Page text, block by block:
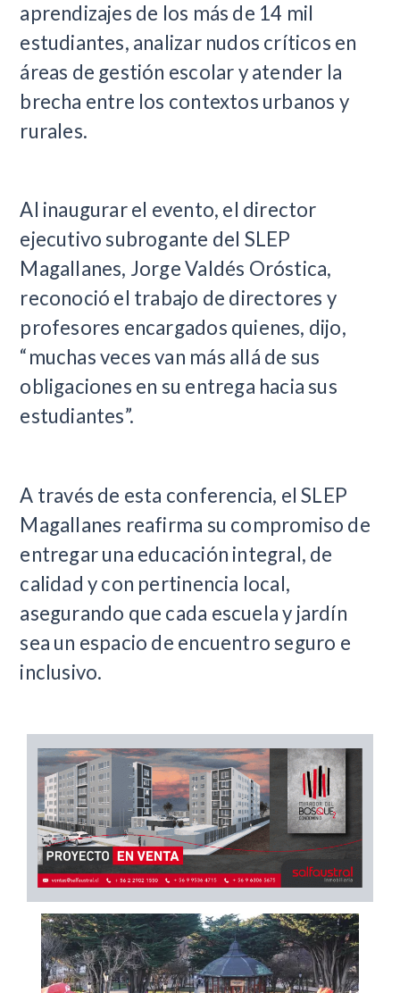
aprendizajes de los más de 14 mil
estudiantes, analizar nudos críticos en
áreas de gestión escolar y atender la
brecha entre los contextos urbanos y
rurales.
Al inaugurar el evento, el director
ejecutivo subrogante del SLEP
Magallanes, Jorge Valdés Oróstica,
reconoció el trabajo de directores y
profesores encargados quienes, dijo,
“muchas veces van más allá de sus
obligaciones en su entrega hacia sus
estudiantes”.
A través de esta conferencia, el SLEP
Magallanes reafirma su compromiso de
entregar una educación integral, de
calidad y con pertinencia local,
asegurando que cada escuela y jardín
sea un espacio de encuentro seguro e
inclusivo.